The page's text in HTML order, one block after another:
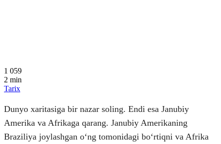
1 059
2 min
Tarix
Dunyo xaritasiga bir nazar soling. Endi esa Janubiy
Amerika va Afrikaga qarang. Janubiy Amerikaning
Braziliya joylashgan oʻng tomonidagi boʻrtiqni va Afrika